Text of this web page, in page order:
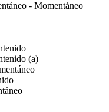
- Momentáneo
(a)